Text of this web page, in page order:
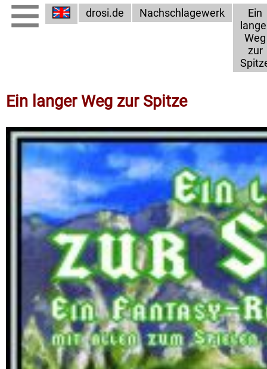
drosi.de Nachschlagewerk
Ein
Weg
zur
Ein langer Weg zur Spitze